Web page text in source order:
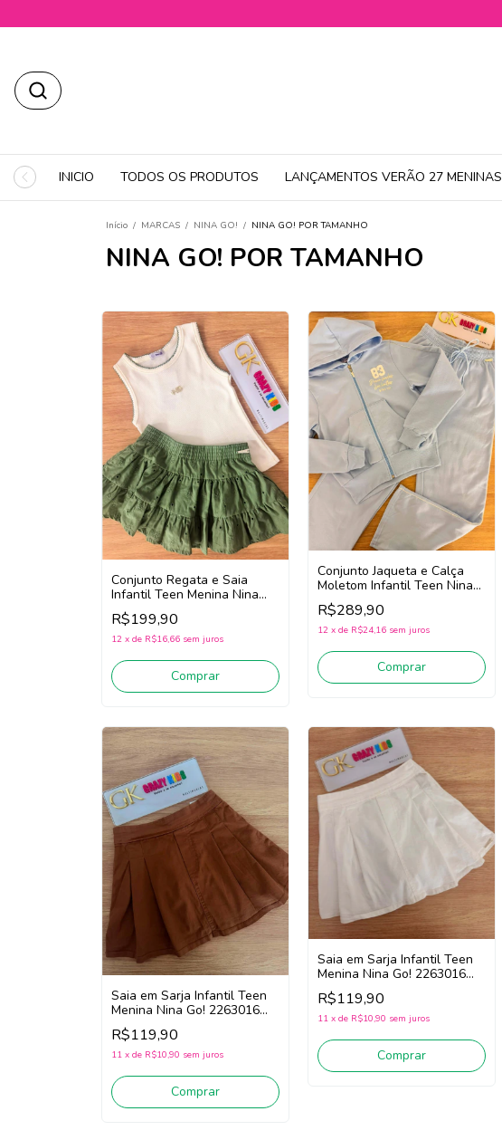
INICIO TODOS OS PRODUTOS LANÇAMENTOS VERÃO 27 MENINAS
Início / MARCAS / NINA GO! / NINA GO! POR TAMANHO
NINA GO! POR TAMANHO
Conjunto Regata e Saia
Infantil Teen Menina Nina
Go! 2263027 (Off
White/Verde)
R$199,90
12 x de R$16,66 sem juros
Comprar
Conjunto Jaqueta e Calça
Moletom Infantil Teen Nina
Go! 2261046 (Azul)
R$289,90
12 x de R$24,16 sem juros
Comprar
Saia em Sarja Infantil Teen
Menina Nina Go! 2263016
(Marrom)
R$119,90
11 x de R$10,90 sem juros
Comprar
Saia em Sarja Infantil Teen
Menina Nina Go! 2263016
(Off White)
R$119,90
11 x de R$10,90 sem juros
Comprar